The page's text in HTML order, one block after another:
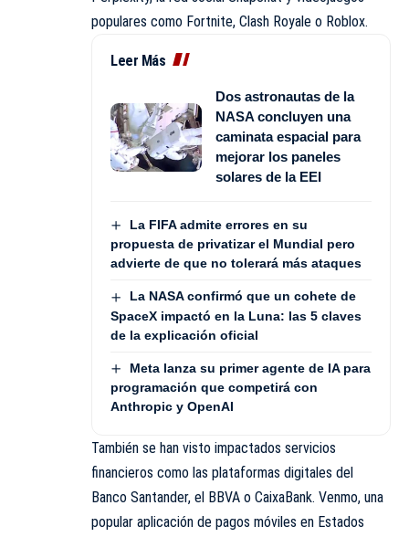
populares como Fortnite, Clash Royale o Roblox.
Leer Más
Dos astronautas de la
NASA concluyen una
caminata espacial para
mejorar los paneles
solares de la EEI
La FIFA admite errores en su
propuesta de privatizar el Mundial pero
advierte de que no tolerará más ataques
La NASA confirmó que un cohete de
SpaceX impactó en la Luna: las 5 claves
de la explicación oficial
Meta lanza su primer agente de IA para
programación que competirá con
Anthropic y OpenAI
También se han visto impactados servicios
financieros como las plataformas digitales del
Banco Santander, el BBVA o CaixaBank. Venmo, una
popular aplicación de pagos móviles en Estados